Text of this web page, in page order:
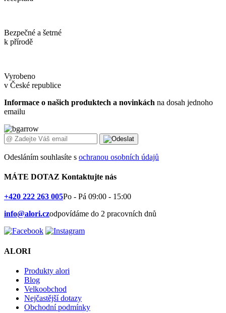
Bezpečné a šetrné
k přírodě
Vyrobeno
v České republice
Informace o našich produktech a novinkách na dosah jednoho
emailu
Odesláním souhlasíte s ochranou osobních údajů
MÁTE DOTAZ Kontaktujte nás
+420 222 263 005Po - Pá 09:00 - 15:00
info@alori.czodpovídáme do 2 pracovních dnů
ALORI
Produkty alori
Blog
Velkoobchod
Nejčastější dotazy
Obchodní podmínky